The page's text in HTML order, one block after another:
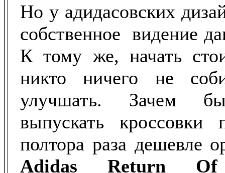
Но у адидасовских
собственное видение
К тому же, начать
никто ничего не
улучшать. Зачем
выпускать кроссовки
полтора раза дешевле
Adidas Return